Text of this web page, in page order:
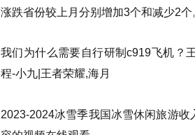
涨跌省份较上月分别增加3个和减少2个
我们为什么需要自行研制c919飞机？
程-小九|王者荣耀,海月
2023-2024冰雪季我国冰雪休闲旅游收